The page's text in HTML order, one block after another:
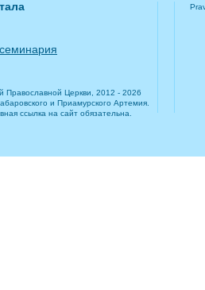
Православной Церкви, 2012 - 2026
и Приамурского Артемия.
ссылка на сайт обязательна.